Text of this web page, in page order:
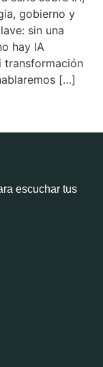
gobierno y
sin una
hay IA
transformación
[…]
escuchar tus